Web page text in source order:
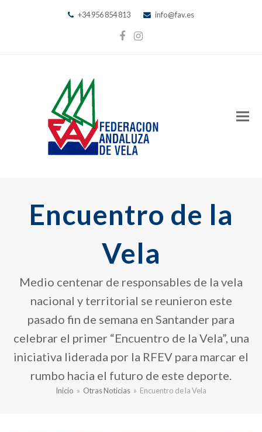
+34 956 854 813 info@fav.es
Facebook
Instagram
Encuentro de la
Vela
Medio centenar de responsables de la vela
nacional y territorial se reunieron este
pasado fin de semana en Santander para
celebrar el primer “Encuentro de la Vela”, una
iniciativa liderada por la RFEV para marcar el
rumbo hacia el futuro de este deporte.
Inicio » Otras Noticias » Encuentro de la Vela